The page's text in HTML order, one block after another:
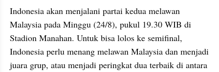
Indonesia akan menjalani partai kedua melawan
Malaysia pada Minggu (24/8), pukul 19.30 WIB di
Stadion Manahan. Untuk bisa lolos ke semifinal,
Indonesia perlu menang melawan Malaysia dan menjadi
juara grup, atau menjadi peringkat dua terbaik di antara